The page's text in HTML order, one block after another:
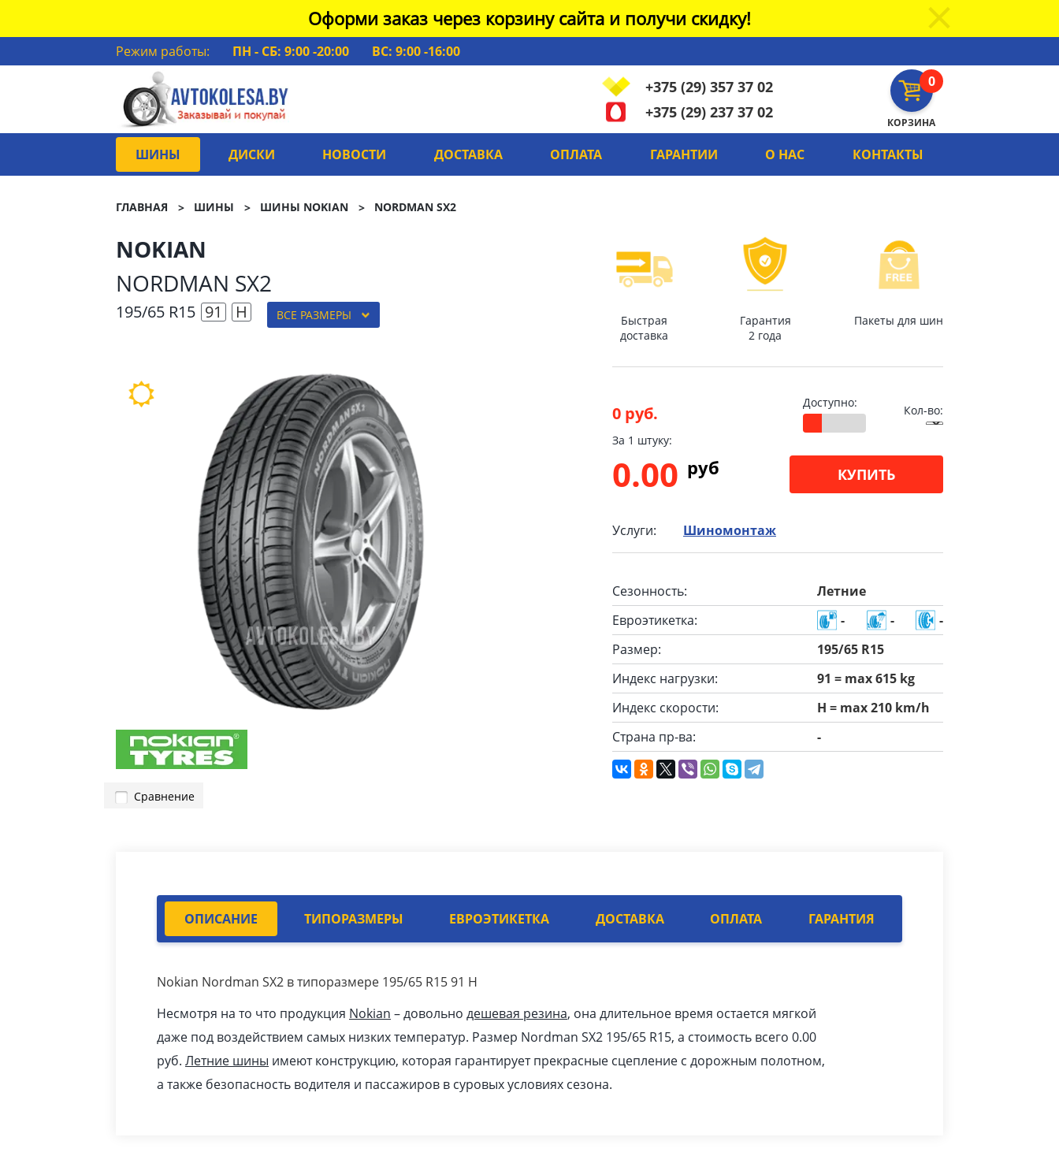
Оформи заказ через корзину сайта и получи скидку!
Режим работы: ПН - СБ: 9:00 -20:00
ВС: 9:00 -16:00
0
КОРЗИНА
+375 (29) 357 37 02
+375 (29) 237 37 02
ШИНЫ ДИСКИ НОВОСТИ ДОСТАВКА ОПЛАТА ГАРАНТИИ О НАС КОНТАКТЫ
ГЛАВНАЯ ШИНЫ ШИНЫ NOKIAN NORDMAN SX2
NOKIAN
NORDMAN SX2
195/65 R15 91 H ВСЕ РАЗМЕРЫ
Сравнение
Быстрая
доставка
Гарантия
2 года
Пакеты для шин
0 руб.
Доступно:
Кол-во:
За 1 штуку:
0.00 pуб КУПИТЬ
Услуги: Шиномонтаж
Сезонность:
Летние
Евроэтикетка:
- -
-
Размер:
195/65 R15
Индекс нагрузки:
91 = max 615 kg
Индекс скорости:
H = max 210 km/h
Страна пр-ва:
-
ОПИСАНИЕ ТИПОРАЗМЕРЫ ЕВРОЭТИКЕТКА ДОСТАВКА ОПЛАТА ГАРАНТИЯ
Nokian Nordman SX2 в типоразмере 195/65 R15 91 H
Несмотря на то что продукция Nokian – довольно дешевая резина, она длительное время остается мягкой
даже под воздействием самых низких температур. Размер Nordman SX2 195/65 R15, а стоимость всего 0.00
pуб. Летние шины имеют конструкцию, которая гарантирует прекрасные сцепление с дорожным полотном,
а также безопасность водителя и пассажиров в суровых условиях сезона.